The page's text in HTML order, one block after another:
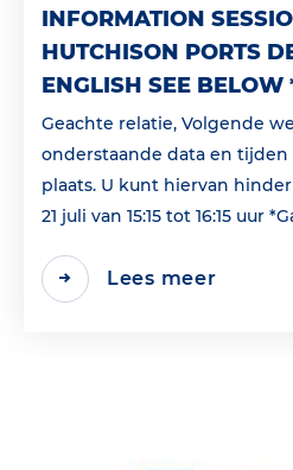
INFORMATION
HUTCHISON PORTS
ENGLISH SEE BELOW
Geachte relatie, Volgende
onderstaande data en tijden
plaats. U kunt hiervan
21 juli van 15:15 tot 16:15 uur
Lees meer